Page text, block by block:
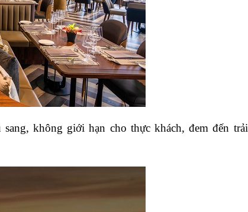
không giới hạn cho thực khách, đem đến trải